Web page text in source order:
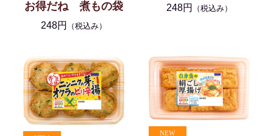
お得だね 煮もの袋
248円 （税込み）
248円 （税込み）